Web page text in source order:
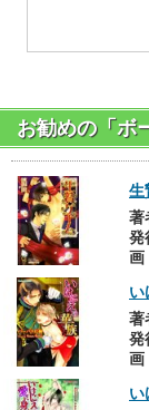
お勧めの「ボ
生
著
発
画
い
著
発
画
い